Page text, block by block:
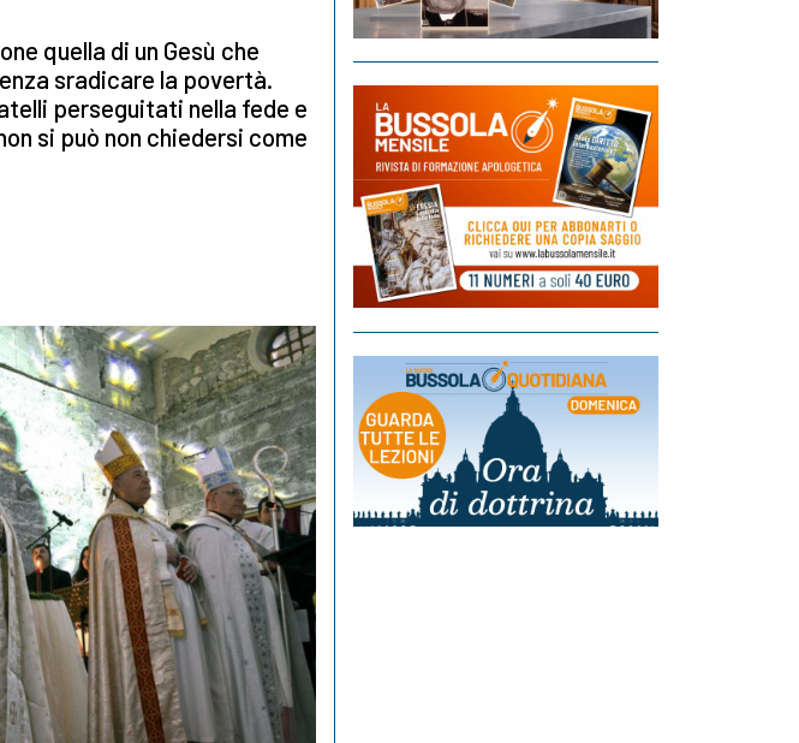
quella di un Gesù che
sradicare la povertà.
perseguitati nella fede e
si può non chiedersi come